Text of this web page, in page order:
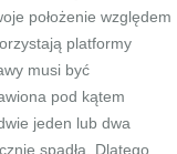
położenie względem
platformy
musi być
pod kątem
jeden lub dwa
spadła. Dlatego